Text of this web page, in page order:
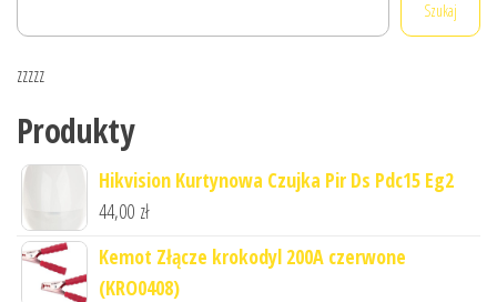
Szukaj
zzzzz
Produkty
Hikvision Kurtynowa Czujka Pir Ds Pdc15 Eg2
44,00 zł
Kemot Złącze krokodyl 200A czerwone
(KRO0408)